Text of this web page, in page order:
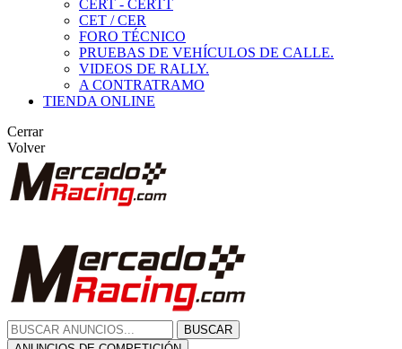
CERT - CERTT
CET / CER
FORO TÉCNICO
PRUEBAS DE VEHÍCULOS DE CALLE.
VIDEOS DE RALLY.
A CONTRATRAMO
TIENDA ONLINE
Cerrar
Volver
BUSCAR
ANUNCIOS DE COMPETICIÓN